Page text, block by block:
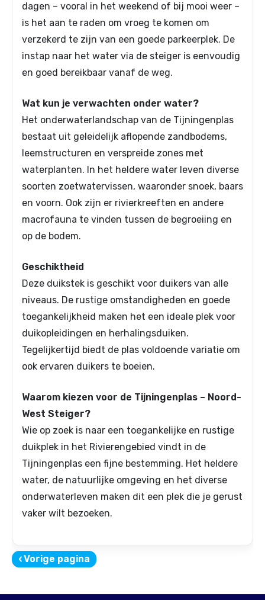
dagen – vooral in het weekend of bij mooi weer –
is het aan te raden om vroeg te komen om
verzekerd te zijn van een goede parkeerplek. De
instap naar het water via de steiger is eenvoudig
en goed bereikbaar vanaf de weg.
Wat kun je verwachten onder water?
Het onderwaterlandschap van de Tijningenplas
bestaat uit geleidelijk aflopende zandbodems,
leemstructuren en verspreide zones met
waterplanten. In het heldere water leven diverse
soorten zoetwatervissen, waaronder snoek, baars
en voorn. Ook zijn er rivierkreeften en andere
macrofauna te vinden tussen de begroeiing en
op de bodem.
Geschiktheid
Deze duikstek is geschikt voor duikers van alle
niveaus. De rustige omstandigheden en goede
toegankelijkheid maken het een ideale plek voor
duikopleidingen en herhalingsduiken.
Tegelijkertijd biedt de plas voldoende variatie om
ook ervaren duikers te boeien.
Waarom kiezen voor de Tijningenplas – Noord-
West Steiger?
Wie op zoek is naar een toegankelijke en rustige
duikplek in het Rivierengebied vindt in de
Tijningenplas een fijne bestemming. Het heldere
water, de natuurlijke omgeving en het diverse
onderwaterleven maken dit een plek die je gerust
vaker wilt bezoeken.
‹Vorige pagina